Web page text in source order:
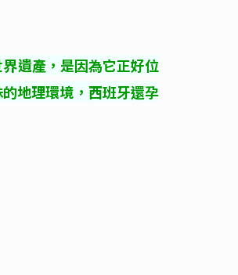
遺產，是因為它正好位
地理環境，西班牙還孕